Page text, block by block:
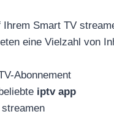
Smart TV
eine Vielzahl von
Abonnement
iptv app